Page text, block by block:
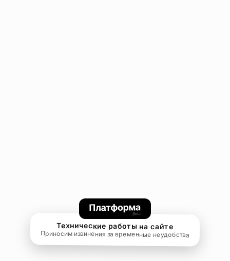
Технические работы на сайте
Приносим извинения за временные неудобства